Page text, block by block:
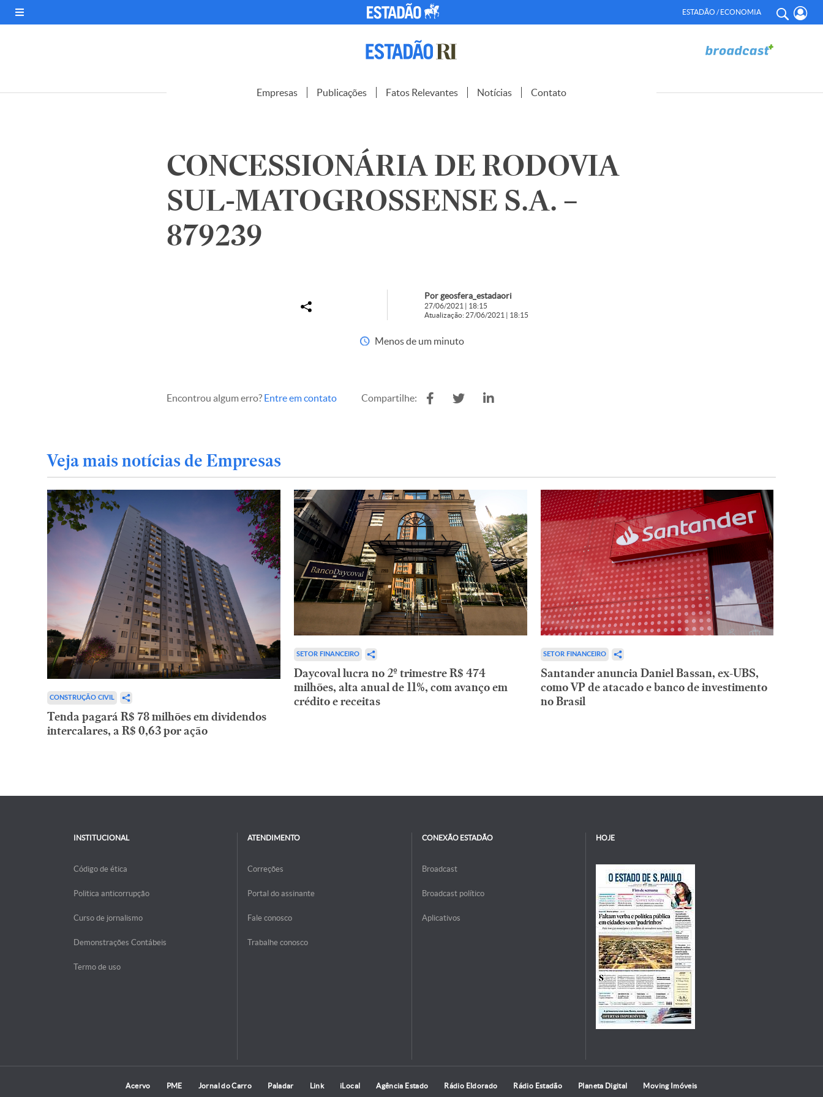
ESTADÃO / ECONOMIA
Empresas Publicações Fatos Relevantes Notícias Contato
CONCESSIONÁRIA DE RODOVIA
SUL-MATOGROSSENSE S.A. –
879239
Por geosfera_estadaori
27/06/2021 | 18:15
Atualização: 27/06/2021 | 18:15
Menos de um minuto
Encontrou algum erro? Entre em contato Compartilhe:
Veja mais notícias de Empresas
CONSTRUÇÃO CIVIL
Tenda pagará R$ 78 milhões em dividendos
intercalares, a R$ 0,63 por ação
SETOR FINANCEIRO
Daycoval lucra no 2º trimestre R$ 474
milhões, alta anual de 11%, com avanço em
crédito e receitas
SETOR FINANCEIRO
Santander anuncia Daniel Bassan, ex-UBS,
como VP de atacado e banco de investimento
no Brasil
INSTITUCIONAL
Código de ética
Politica anticorrupção
Curso de jornalismo
Demonstrações Contábeis
Termo de uso
ATENDIMENTO
Correções
Portal do assinante
Fale conosco
Trabalhe conosco
CONEXÃO ESTADÃO
Broadcast
Broadcast político
Aplicativos
HOJE
Acervo PME Jornal do Carro Paladar Link iLocal Agência Estado Rádio Eldorado Rádio Estadão Planeta Digital Moving Imóveis